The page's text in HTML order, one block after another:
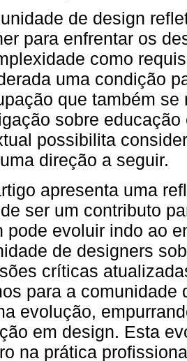
de design
para enfrentar os
como
uma condição
que também
sobre
possibilita
direção a seguir.
apresenta uma
ser um contributo
pode evoluir indo ao
de designers
críticas
para a comunidade
evolução,
em design. Esta
na prática